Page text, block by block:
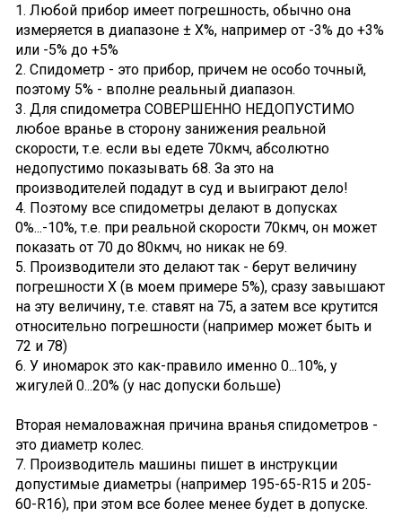
1. Любой прибор имеет погрешность, обычно она
измеряется в диапазоне ± Х%, например от -3% до +3%
или -5% до +5%
2. Спидометр - это прибор, причем не особо точный,
поэтому 5% - вполне реальный диапазон.
3. Для спидометра СОВЕРШЕННО НЕДОПУСТИМО
любое вранье в сторону занижения реальной
скорости, т.е. если вы едете 70кмч, абсолютно
недопустимо показывать 68. За это на
производителей подадут в суд и выиграют дело!
4. Поэтому все спидометры делают в допусках
0%...-10%, т.е. при реальной скорости 70кмч, он может
показать от 70 до 80кмч, но никак не 69.
5. Производители это делают так - берут величину
погрешности Х (в моем примере 5%), сразу завышают
на эту величину, т.е. ставят на 75, а затем все крутится
относительно погрешности (например может быть и
72 и 78)
6. У иномарок это как-правило именно 0...10%, у
жигулей 0...20% (у нас допуски больше)
Вторая немаловажная причина вранья спидометров -
это диаметр колес.
7. Производитель машины пишет в инструкции
допустимые диаметры (например 195-65-R15 и 205-
60-R16), при этом все более менее будет в допуске.